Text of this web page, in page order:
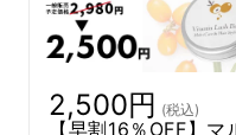
今回は、ヘアスタ
2,500円 (税込)
【早割16％OFF】マ